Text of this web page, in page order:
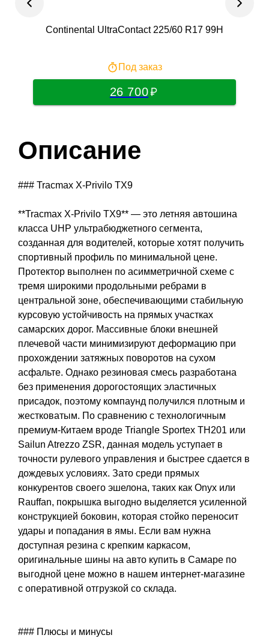
Continental UltraContact 225/60 R17 99H
Под заказ
26 700
Описание
### Tracmax X-Privilo TX9
**Tracmax X-Privilo TX9** — это летняя автошина
класса UHP ультрабюджетного сегмента,
созданная для водителей, которые хотят получить
спортивный профиль по минимальной цене.
Протектор выполнен по асимметричной схеме с
тремя широкими продольными ребрами в
центральной зоне, обеспечивающими стабильную
курсовую устойчивость на прямых участках
самарских дорог. Массивные блоки внешней
плечевой части минимизируют деформацию при
прохождении затяжных поворотов на сухом
асфальте. Однако резиновая смесь разработана
без применения дорогостоящих эластичных
присадок, поэтому компаунд получился плотным и
жестковатым. По сравнению с технологичным
премиум-Китаем вроде Triangle Sportex TH201 или
Sailun Atrezzo ZSR, данная модель уступает в
точности рулевого управления и быстрее сдается в
дождевых условиях. Зато среди прямых
конкурентов своего эшелона, таких как Onyx или
Rauffan, покрышка выгодно выделяется усиленной
конструкцией боковин, которая стойко переносит
удары и попадания в ямы. Если вам нужна
доступная резина с крепким каркасом,
оригинальные шины на авто купить в Самаре по
выгодной цене можно в нашем интернет-магазине
с оперативной отгрузкой со склада.
### Плюсы и минусы